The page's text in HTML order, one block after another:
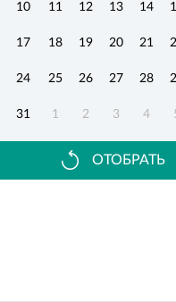
10 11 12 13 14
17 18 19 20 21
24 25 26 27 28
31 1 2 3 4
ОТОБРАТЬ